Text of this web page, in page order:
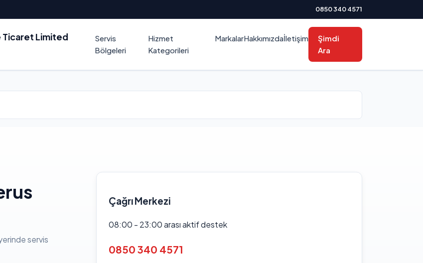
0850 340 4571
Ticaret Limited
Servis
Bölgeleri
Hizmet
Kategorileri
MarkalarHakkımızdaİletişim
Şimdi
Ara
servis
Çağrı Merkezi
08:00 - 23:00 arası aktif destek
0850 340 4571